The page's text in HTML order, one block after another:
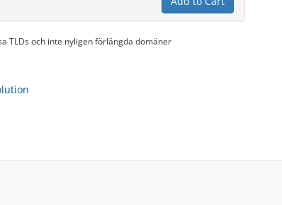
TLDs och inte nyligen förlängda domäner